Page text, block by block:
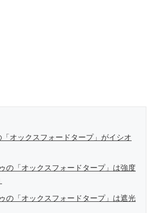
オックスフォードタープ」がイシオ
の「オックスフォードタープ」は強度
の「オックスフォードタープ」は遮光